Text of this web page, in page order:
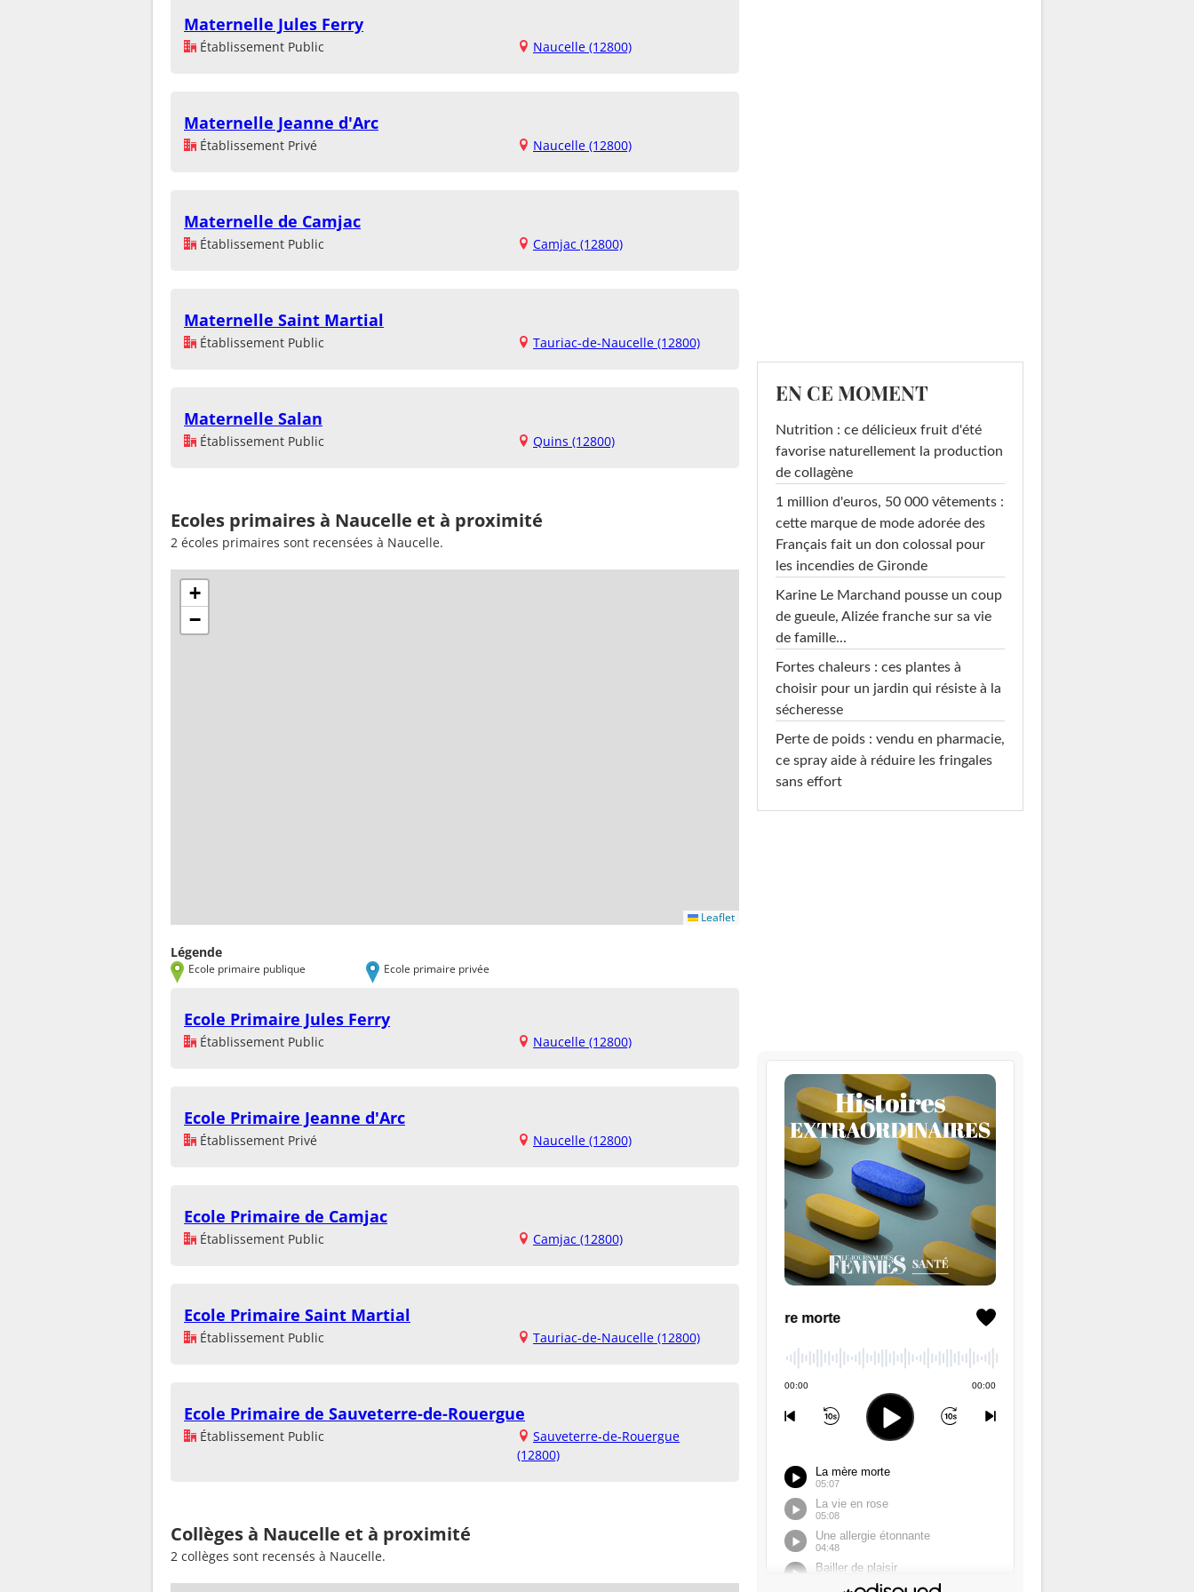
Maternelle Jules Ferry
Établissement Public Naucelle (12800)
Maternelle Jeanne d'Arc
Établissement Privé Naucelle (12800)
Maternelle de Camjac
Établissement Public Camjac (12800)
Maternelle Saint Martial
Établissement Public Tauriac-de-Naucelle (12800)
Maternelle Salan
Établissement Public Quins (12800)
Ecoles primaires à Naucelle et à proximité
2 écoles primaires sont recensées à Naucelle.
+
−
Leaflet
Légende
Ecole primaire publique Ecole primaire privée
Ecole Primaire Jules Ferry
Établissement Public Naucelle (12800)
Ecole Primaire Jeanne d'Arc
Établissement Privé Naucelle (12800)
Ecole Primaire de Camjac
Établissement Public Camjac (12800)
Ecole Primaire Saint Martial
Établissement Public Tauriac-de-Naucelle (12800)
Ecole Primaire de Sauveterre-de-Rouergue
Établissement Public
Sauveterre-de-Rouergue
(12800)
Collèges à Naucelle et à proximité
2 collèges sont recensés à Naucelle.
EN CE MOMENT
Nutrition : ce délicieux fruit d'été
favorise naturellement la production
de collagène
1 million d'euros, 50 000 vêtements :
cette marque de mode adorée des
Français fait un don colossal pour
les incendies de Gironde
Karine Le Marchand pousse un coup
de gueule, Alizée franche sur sa vie
de famille...
Fortes chaleurs : ces plantes à
choisir pour un jardin qui résiste à la
sécheresse
Perte de poids : vendu en pharmacie,
ce spray aide à réduire les fringales
sans effort